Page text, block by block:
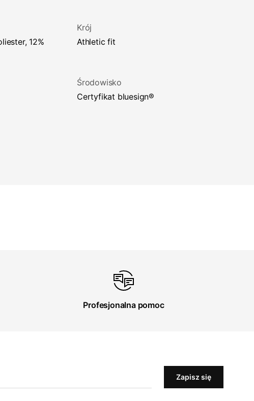
Krój
athletic fit
Środowisko
certyfikat bluesign®
Profesjonalna pomoc
Zapisz się